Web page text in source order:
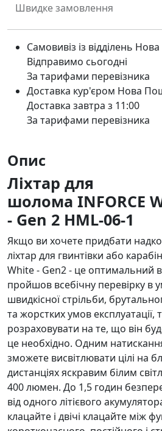
Швидке замовлення
Самовивіз із відділень
Відправимо сьогодні
За тарифами перевізника
Доставка кур'єром Нова
Доставка завтра з 11:00
За тарифами перевізника
Опис
Ліхтар для
шолома INFORCE
- Gen 2 HML-06-1
Якщо ви хочете придбати
ліхтар для гвинтівки або
White - Gen2 - це оптимальний
пройшов всебічну перевірку в
швидкісної стрільби,
та жорстких умов
розраховувати на те, що він
це необхідно. Одним
зможете висвітлювати цілі на
дистанціях яскравим білим
400 люмен. До 1,5 годин
від одного літієвого
клацайте і двічі клацайте між